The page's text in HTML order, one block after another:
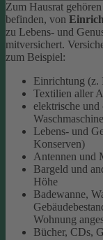
Zum Hausrat
befinden, von
zu Lebens- und
mitversichert.
zum Beispiel:
Einrichtung (z.
Textilien aller
elektrische und
Lebens- und
Konserven)
Antennen und
Bargeld und
Höhe
Badewanne,
Wohnung
Bücher, CDs,